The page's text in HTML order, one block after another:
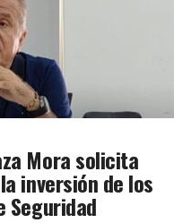
Mora solicita
inversión de los
Seguridad